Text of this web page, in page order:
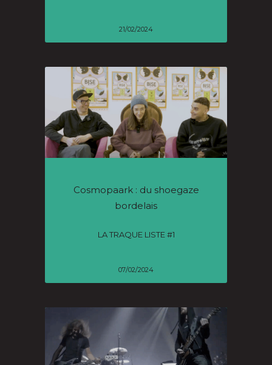
21/02/2024
Cosmopaark : du shoegaze
bordelais
LA TRAQUE LISTE #1
07/02/2024